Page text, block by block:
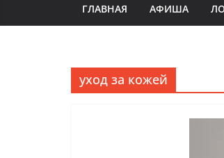
ГЛАВНАЯ АФИША
уход за кожей